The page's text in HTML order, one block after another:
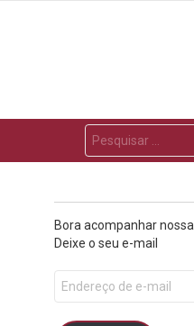
Bora acompanhar
Deixe o seu e-mail